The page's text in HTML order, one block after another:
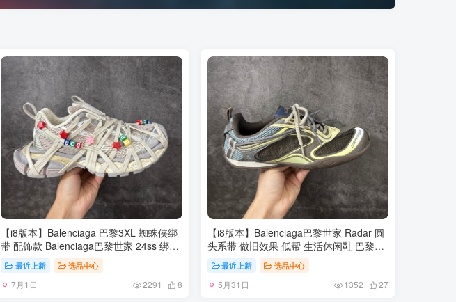
【i8版本】Balenciaga 巴黎3XL 蜘蛛侠绑
带 配饰款 Balenciaga巴黎世家 24ss 绑带
做旧款 巴黎十代网眼潮流百搭低帮老爹鞋
慢工出细活 出货即最强 皮料钢丝纹高频工
艺 整体鞋面及大底做旧 细节各个方面均无
最近上新 选品中心
7月1日 2291 8
【i8版本】Balenciaga巴黎世家 Radar 圆
头系带 做旧效果 低帮 生活休闲鞋 巴黎世
家25代 轻薄款经典黑出货 这个非常适合
春夏季 很薄很轻 摆脱了巴黎世家往昔那种
笨重的观念 尺码：35-46
最近上新 选品中心
5月31日 1352 27